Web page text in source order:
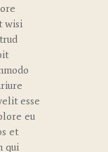
wisi
esse
eu
et
qui